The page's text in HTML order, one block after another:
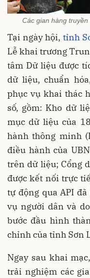
Các gian hàng
Tại ngày hội,tỉnh
Lễ khai trương
tâm Dữ liệu được
dữ liệu, chuẩn
phục vụ khai thác
số, gồm: Kho dữ
mục dữ liệu của
hành thông minh
điều hành của
trên dữ liệu; Cổng
được kết nối trực
tự động qua API
vụ người dân và
bước đầu hình
chỉnh của tỉnh Sơn
Ngay sau khai
trải nghiệm các